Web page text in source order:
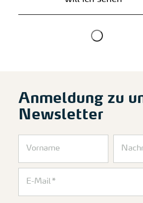
Anmeldung zu
Newsletter